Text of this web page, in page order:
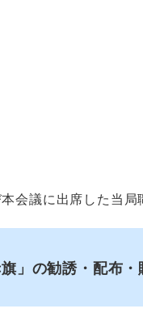
会議に出席した当局
」の勧誘・配布